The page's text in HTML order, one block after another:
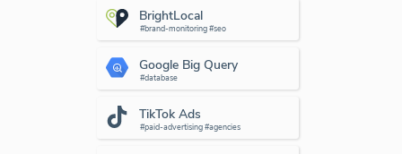
BrightLocal
#brand-monitoring #seo
Google Big Query
#database
TikTok Ads
#paid-advertising #agencies